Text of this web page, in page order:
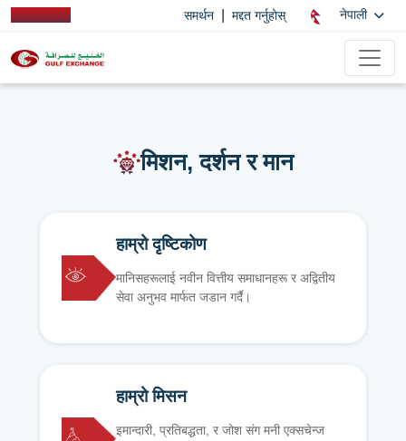
समर्थन मद्दत गर्नुहोस् नेपाली
मिशन, दर्शन र मान
हाम्रो दृष्टिकोण
मानिसहरूलाई नवीन वित्तीय समाधानहरू र अद्वितीय
सेवा अनुभव मार्फत जडान गर्दै।
हाम्रो मिसन
इमान्दारी, प्रतिबद्धता, र जोश संग मनी एक्सचेन्ज